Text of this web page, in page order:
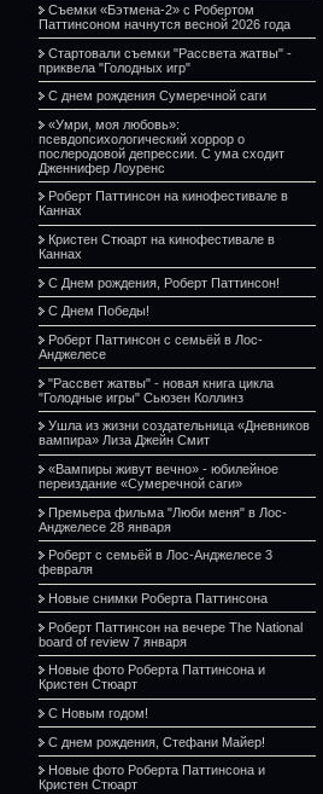
Съемки «Бэтмена-2» с Робертом
Паттинсоном начнутся весной 2026 года
Стартовали съемки "Рассвета жатвы" -
приквела "Голодных игр"
С днем рождения Сумеречной саги
«Умри, моя любовь»:
псевдопсихологический хоррор о
послеродовой депрессии. С ума сходит
Дженнифер Лоуренс
Роберт Паттинсон на кинофестивале в
Каннах
Кристен Стюарт на кинофестивале в
Каннах
С Днем рождения, Роберт Паттинсон!
С Днем Победы!
Роберт Паттинсон с семьёй в Лос-
Анджелесе
"Рассвет жатвы" - новая книга цикла
"Голодные игры" Сьюзен Коллинз
Ушла из жизни создательница «Дневников
вампира» Лиза Джейн Смит
«Вампиры живут вечно» - юбилейное
переиздание «Сумеречной саги»
Премьера фильма "Люби меня" в Лос-
Анджелесе 28 января
Роберт с семьёй в Лос-Анджелесе 3
февраля
Новые снимки Роберта Паттинсона
Роберт Паттинсон на вечере The National
board of review 7 января
Новые фото Роберта Паттинсона и
Кристен Стюарт
С Новым годом!
С днем рождения, Стефани Майер!
Новые фото Роберта Паттинсона и
Кристен Стюарт